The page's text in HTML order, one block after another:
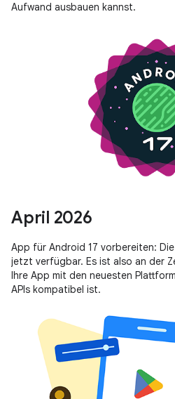
Aufwand ausbauen kannst.
April 2026
App für Android 17 vorbereiten:
jetzt verfügbar. Es ist also an der
Ihre App mit den neuesten
APIs kompatibel ist.